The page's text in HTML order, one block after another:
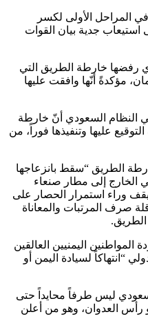
المراحل الأولى لكسر
استيعاب جدية بيان القوات
رفضها خارطة الطريق التي
مؤكدةً أنّها وافقت عليها
النظام السعودي أنّ خارطة
عليها وتنفيذها فوراً، من
الطريق “سقط بانزعاجها
الخارج إلى مطار صنعاء
وراء استمرار الحصار على
صرف المرتبات والمعاناة
الطريق.
المواطنين اليمنيين العالقين
“انتهاكاً لسيادة اليمن أو
ليس طرفاً محايداً حتى
رأس العدوان، وهو من أعلن